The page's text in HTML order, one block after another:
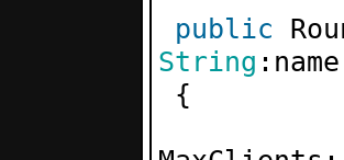
public
String
{